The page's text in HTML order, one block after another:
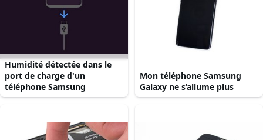
Humidité détectée dans le
port de charge d'un
téléphone Samsung
Mon téléphone Samsung
Galaxy ne s’allume plus